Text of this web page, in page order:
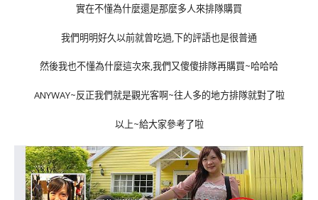
實在不懂為什麼還是那麼多人來排隊購買
我們明明好久以前就曾吃過,下的評語也是很普通
然後我也不懂為什麼這次來,我們又傻傻排隊再購買~哈哈哈
ANYWAY~反正我們就是觀光客啊~往人多的地方排隊就對了啦
以上~給大家參考了啦